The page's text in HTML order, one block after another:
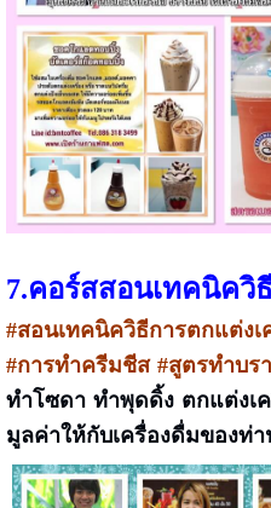
7.คอร์สสอนเทคนิควิ
#สอนเทคนิควิธีการตกแต่ง
#การทำครีมชีส #สูตรทำบร
ทำโซดา ทำพุดดิ้ง ตกแต่งเ
มูลค่าให้กับเครื่องดื่มของท่า